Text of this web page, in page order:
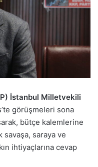
İstanbul Milletvekili
görüşmeleri sona
bütçe kalemlerine
savaşa, saraya ve
ihtiyaçlarına cevap